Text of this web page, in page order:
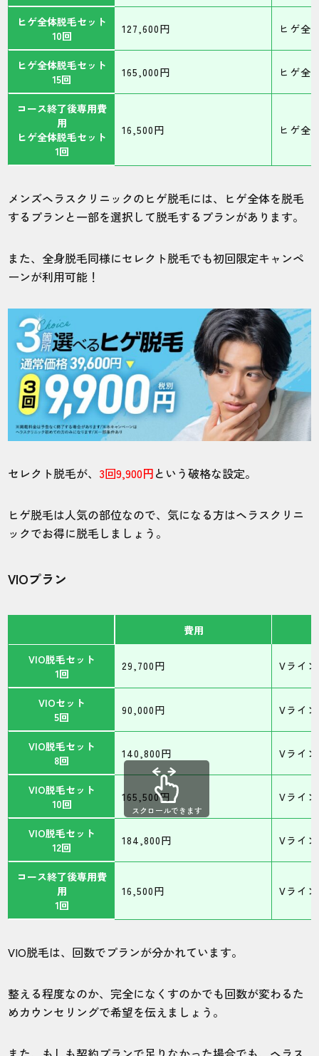
ヒゲ全体脱毛セット
10回
127,600円 ヒゲ全
ヒゲ全体脱毛セット
15回
165,000円 ヒゲ全
コース終了後専用費
用
ヒゲ全体脱毛セット
1回
16,500円 ヒゲ全
メンズヘラスクリニックのヒゲ脱毛には、ヒゲ全体を脱毛
するプランと一部を選択して脱毛するプランがあります。
また、全身脱毛同様にセレクト脱毛でも初回限定キャンペ
ーンが利用可能！
セレクト脱毛が、 3回9,900円という破格な設定。
ヒゲ脱毛は人気の部位なので、気になる方はヘラスクリニ
ックでお得に脱毛しましょう。
VIOプラン
費用
VIO脱毛セット
1回
29,700円 Vライ
VIOセット
5回
90,000円 Vライ
VIO脱毛セット
8回
140,800円 Vライ
VIO脱毛セット
10回
165,500円 Vライ
VIO脱毛セット
12回
184,800円 Vライ
コース終了後専用費
用
1回
16,500円 Vライ
スクロールできます
VIO脱毛は、回数でプランが分かれています。
整える程度なのか、完全になくすのかでも回数が変わるた
めカウンセリングで希望を伝えましょう。